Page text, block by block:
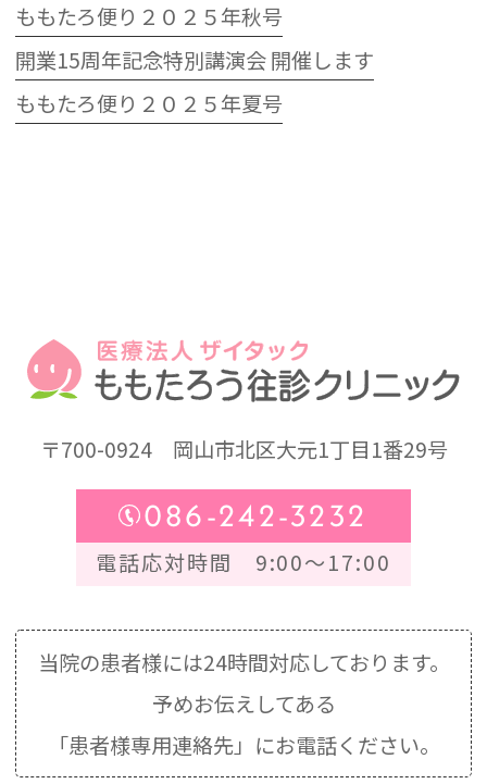
ももたろ便り２０２５年秋号
開業15周年記念特別講演会 開催します
ももたろ便り２０２５年夏号
〒700-0924岡山市北区大元1丁目1番29号
086-242-3232
電話応対時間 9:00～17:00
当院の患者様には24時間対応しております。
予めお伝えしてある
「患者様専用連絡先」にお電話ください。